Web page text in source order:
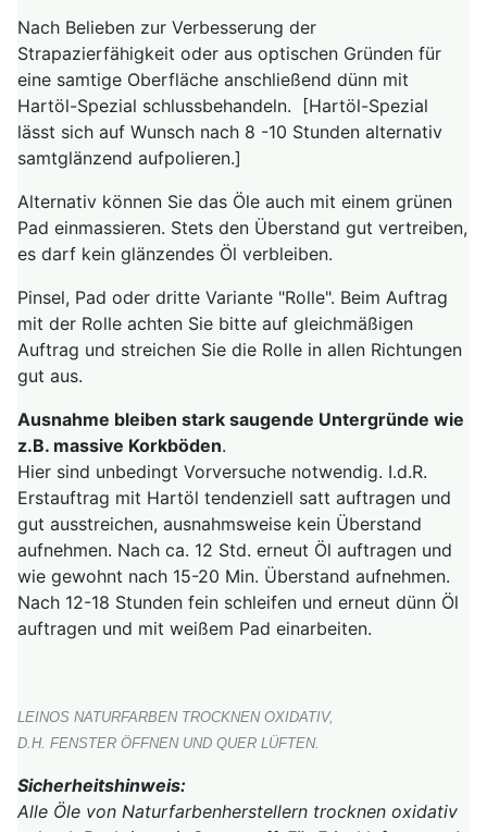
Nach Belieben zur Verbesserung der
Strapazierfähigkeit oder aus optischen Gründen für
eine samtige Oberfläche anschließend dünn mit
Hartöl-Spezial schlussbehandeln. [Hartöl-Spezial
lässt sich auf Wunsch nach 8 -10 Stunden alternativ
samtglänzend aufpolieren.]
Alternativ können Sie das Öle auch mit einem grünen
Pad einmassieren. Stets den Überstand gut vertreiben,
es darf kein glänzendes Öl verbleiben.
Pinsel, Pad oder dritte Variante "Rolle". Beim Auftrag
mit der Rolle achten Sie bitte auf gleichmäßigen
Auftrag und streichen Sie die Rolle in allen Richtungen
gut aus.
Ausnahme bleiben stark saugende Untergründe wie
z.B. massive Korkböden.
Hier sind unbedingt Vorversuche notwendig. I.d.R.
Erstauftrag mit Hartöl tendenziell satt auftragen und
gut ausstreichen, ausnahmsweise kein Überstand
aufnehmen. Nach ca. 12 Std. erneut Öl auftragen und
wie gewohnt nach 15-20 Min. Überstand aufnehmen.
Nach 12-18 Stunden fein schleifen und erneut dünn Öl
auftragen und mit weißem Pad einarbeiten.
LEINOS NATURFARBEN TROCKNEN OXIDATIV,
D.H. FENSTER ÖFFNEN UND QUER LÜFTEN.
Sicherheitshinweis:
Alle Öle von Naturfarbenherstellern trocknen oxidativ